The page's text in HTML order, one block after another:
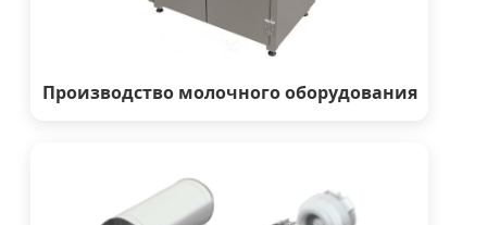
Производство молочного оборудования